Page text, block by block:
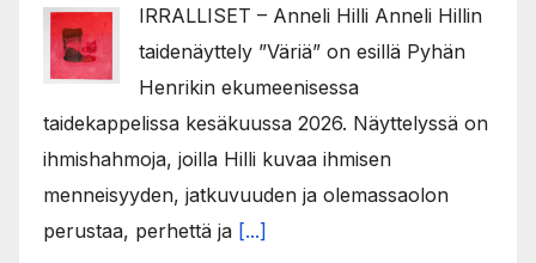
IRRALLISET – Anneli Hilli Anneli Hillin
taidenäyttely ”Väriä” on esillä Pyhän
Henrikin ekumeenisessa
taidekappelissa kesäkuussa 2026. Näyttelyssä on
ihmishahmoja, joilla Hilli kuvaa ihmisen
menneisyyden, jatkuvuuden ja olemassaolon
perustaa, perhettä ja [...]